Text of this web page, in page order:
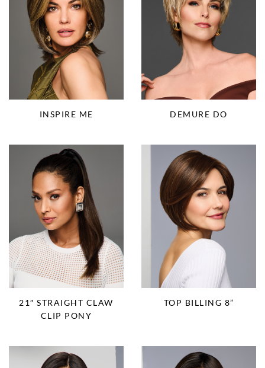
INSPIRE ME DEMURE DO
21″ STRAIGHT CLAW
CLIP PONY
TOP BILLING 8”